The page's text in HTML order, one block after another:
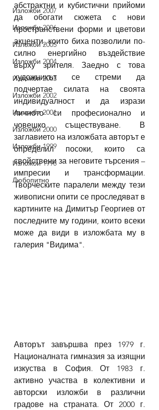
Изложби 2007
Изложби 2006
Изложби 2005
Изложби 2004
Изложби 2003
Изложби 2002
Изложби 2001
Изложби 2000
Изложби 1999
Изложби 1998
Любопитно
абстрактни и кубистични прийоми
да обогати сюжета с нови
пространствени форми и цветови
акценти, които биха позволили по-
силно енергийно въздействие
върху зрителя. Заедно с това
художникът се стреми да
подчертае силата на своята
индивидуалност и да изрази
личното си професионално и
човешко съществуване. В
заглавието на изложбата авторът е
определил посоки, които са
свойствени за неговите търсения –
импресии и трансформации.
Творческите паралели между тези
живописни опити се проследяват в
картините на Димитър Георгиев от
последните му години, които всеки
може да види в изложбата му в
галерия "Видима".
Авторът завършва през 1979 г.
Националната гимназия за изящни
изкуства в София. От 1983 г.
активно участва в колективни и
авторски изложби в различни
градове на страната. От 2000 г.